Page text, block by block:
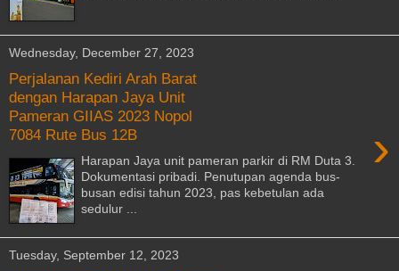
Wednesday, December 27, 2023
Perjalanan Kediri Arah Barat
dengan Harapan Jaya Unit
Pameran GIIAS 2023 Nopol
7084 Rute Bus 12B
›
Harapan Jaya unit pameran parkir di RM Duta 3.
Dokumentasi pribadi. Penutupan agenda bus-
busan edisi tahun 2023, pas kebetulan ada
sedulur ...
Tuesday, September 12, 2023